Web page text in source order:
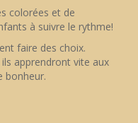
colorées et de
à suivre le rythme!
faire des choix.
apprendront vite aux
bonheur.